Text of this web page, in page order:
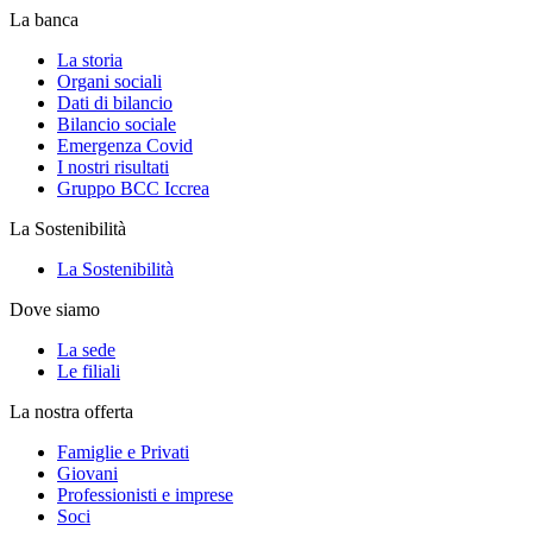
La banca
La storia
Organi sociali
Dati di bilancio
Bilancio sociale
Emergenza Covid
I nostri risultati
Gruppo BCC Iccrea
La Sostenibilità
La Sostenibilità
Dove siamo
La sede
Le filiali
La nostra offerta
Famiglie e Privati
Giovani
Professionisti e imprese
Soci